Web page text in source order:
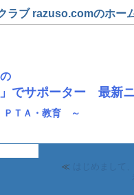
ラブ razuso.comのホー
」でサポーター 最
ＰＴＡ・教育 ～
≪